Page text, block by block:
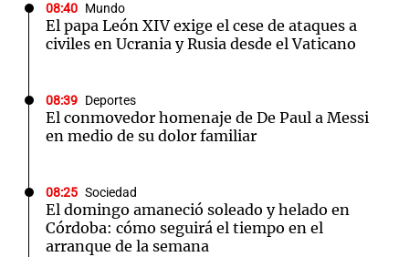
08:40 Mundo
El papa León XIV exige el cese de ataques a
civiles en Ucrania y Rusia desde el Vaticano
08:39 Deportes
El conmovedor homenaje de De Paul a Messi
en medio de su dolor familiar
08:25 Sociedad
El domingo amaneció soleado y helado en
Córdoba: cómo seguirá el tiempo en el
arranque de la semana